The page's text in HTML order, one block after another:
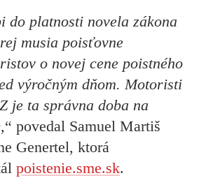
do platnosti novela zákona
musia poisťovne
o novej cene poistného
výročným dňom. Motoristi
je ta správna doba na
“ povedal Samuel Martiš
Genertel, ktorá
poistenie.sme.sk.